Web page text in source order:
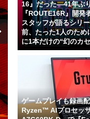
16』だった―41年ぶ
『ROUTE16R』開発
スタッフが語るシリ
前、たった1人のため
に1本だけの“幻のカ
ゲームプレイも録画
Ryzen™ AIプロセッ